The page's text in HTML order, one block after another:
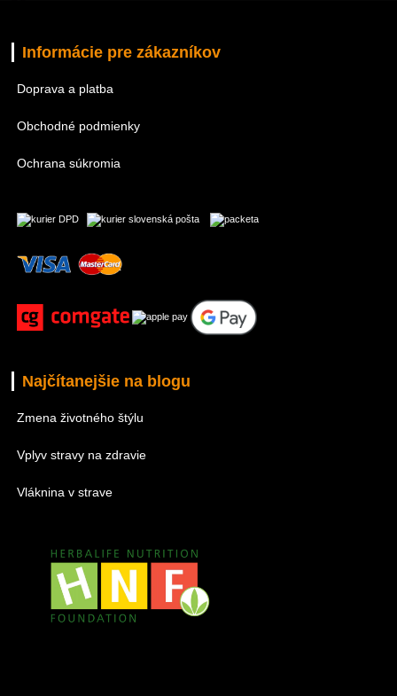
Informácie pre zákazníkov
Doprava a platba
Obchodné podmienky
Ochrana súkromia
Najčítanejšie na blogu
Zmena životného štýlu
Vplyv stravy na zdravie
Vláknina v strave